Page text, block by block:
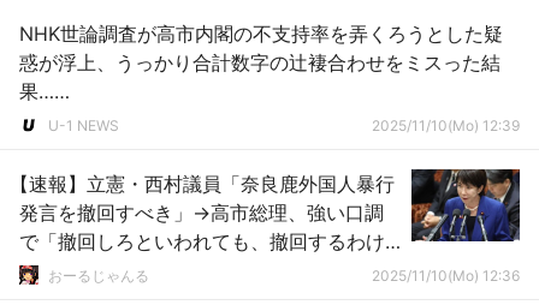
NHK世論調査が高市内閣の不支持率を弄くろうとした疑
惑が浮上、うっかり合計数字の辻褄合わせをミスった結
果……
U-1 NEWS 2025/11/10(Mo) 12:39
【速報】立憲・西村議員「奈良鹿外国人暴行
発言を撤回すべき」→高市総理、強い口調
で「撤回しろといわれても、撤回するわけ
にはまいりません」
おーるじゃんる 2025/11/10(Mo) 12:36